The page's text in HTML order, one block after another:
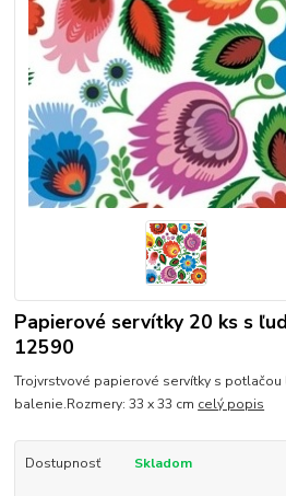
Papierové servítky 20 ks s
12590
Trojvrstvové papierové servítky s
balenie.Rozmery: 33 x 33 cm celý popis
Dostupnosť Skladom